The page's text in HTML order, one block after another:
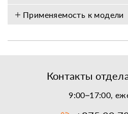
Применяемость к модели
Контакты
9:00–17:00,